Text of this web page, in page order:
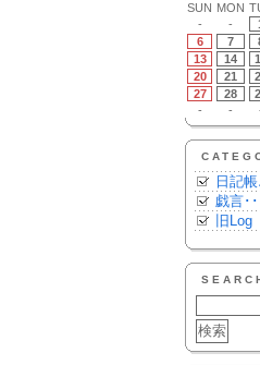
SUN MON
-
-
6
7
13
14
20
21
27
28
-
-
日記帳
戯言･
旧Log